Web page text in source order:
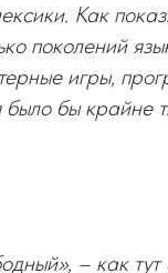
Как
поколений
игры,
бы крайне
– как